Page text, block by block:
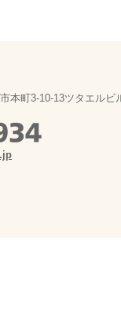
本町3-10-13ツタエルビ